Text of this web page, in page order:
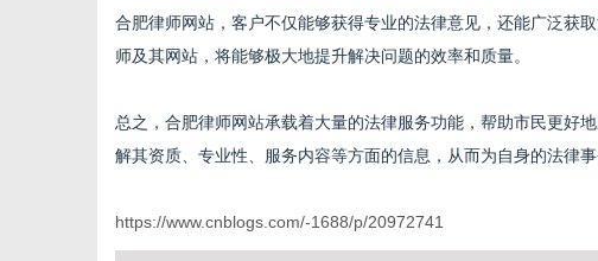
合肥律师网站，客户不仅能够获得专业的法律意见，还能广泛获
师及其网站，将能够极大地提升解决问题的效率和质量。
总之，合肥律师网站承载着大量的法律服务功能，帮助市民更好
解其资质、专业性、服务内容等方面的信息，从而为自身的法律事
https://www.cnblogs.com/-1688/p/20972741